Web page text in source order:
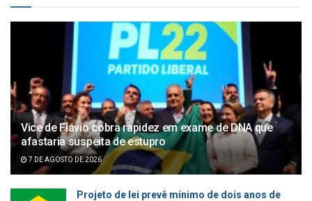
Vice de Flávio cobra rapidez em exame de DNA que
afastaria suspeita de estupro
7 DE AGOSTO DE 2026
Projeto de lei prevê mínimo de dois anos de